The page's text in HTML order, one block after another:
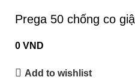
Prega 50 chống co
0 VND
Add to wishlist